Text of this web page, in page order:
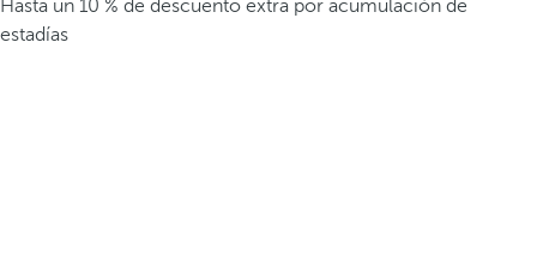
Hasta un 10 % de descuento extra por acumulación de
estadías